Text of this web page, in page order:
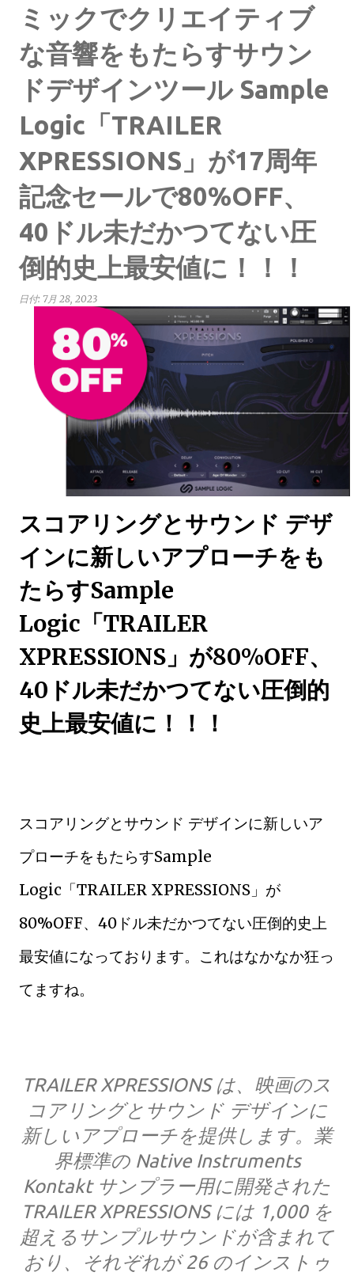
ミックでクリエイティブ
な音響をもたらすサウン
ドデザインツール Sample
Logic「TRAILER
XPRESSIONS」が17周年
記念セールで80%OFF、
40ドル未だかつてない圧
倒的史上最安値に！！！
日付: 7月 28, 2023
スコアリングとサウンド デザ
インに新しいアプローチをも
たらすSample
Logic「TRAILER
XPRESSIONS」が80%OFF、
40ドル未だかつてない圧倒的
史上最安値に！！！
スコアリングとサウンド デザインに新しいア
プローチをもたらすSample
Logic「TRAILER XPRESSIONS」が
80%OFF、40ドル未だかつてない圧倒的史上
最安値になっております。これはなかなか狂っ
てますね。
TRAILER XPRESSIONS は、映画のス
コアリングとサウンド デザインに
新しいアプローチを提供します。業
界標準の Native Instruments
Kontakt サンプラー用に開発された
TRAILER XPRESSIONS には 1,000 を
超えるサンプルサウンドが含まれて
おり、それぞれが 26 のインストゥ